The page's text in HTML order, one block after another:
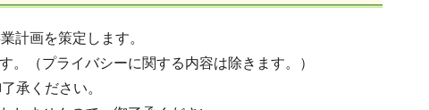
計画を策定します。
。（プライバシーに関する内容は除きます。）
承ください。